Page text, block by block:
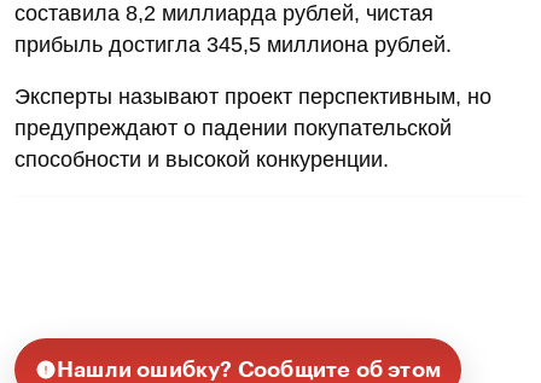
составила 8,2 миллиарда рублей, чистая
прибыль достигла 345,5 миллиона рублей.
Эксперты называют проект перспективным, но
предупреждают о падении покупательской
способности и высокой конкуренции.
Нашли ошибку? Сообщите об этом